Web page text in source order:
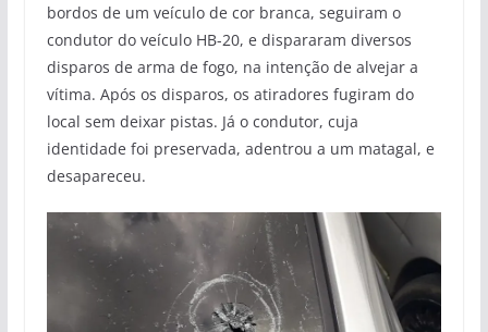
bordos de um veículo de cor branca, seguiram o
condutor do veículo HB-20, e dispararam diversos
disparos de arma de fogo, na intenção de alvejar a
vítima. Após os disparos, os atiradores fugiram do
local sem deixar pistas. Já o condutor, cuja
identidade foi preservada, adentrou a um matagal, e
desapareceu.